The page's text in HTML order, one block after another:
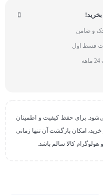
قسط اول
برای حفظ کیفیت و اطمینان
امکان بازگشت آن تنها زمانی
هولوگرام کالا سالم باشد.